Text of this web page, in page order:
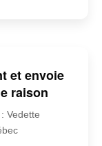
et envoie
raison
Vedette